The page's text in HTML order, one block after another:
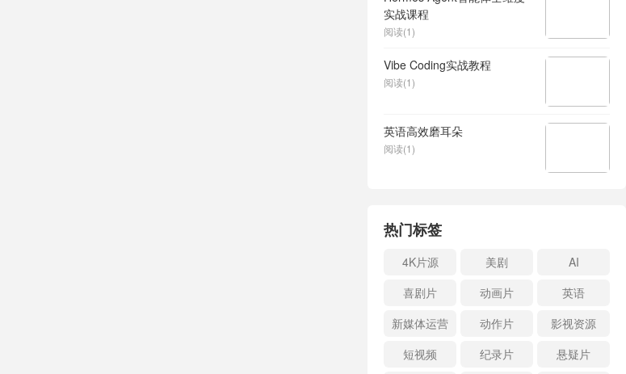
实战课程
阅读(1)
Vibe Coding实战教程
阅读(1)
英语高效磨耳朵
阅读(1)
热门标签
4K片源 美剧
AI
喜剧片
动画片
英语
新媒体运营
动作片
影视资源
短视频
纪录片
悬疑片